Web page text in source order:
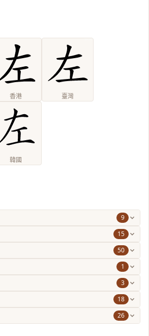
香港 臺灣
韓國
9
15
50
1
3
18
26